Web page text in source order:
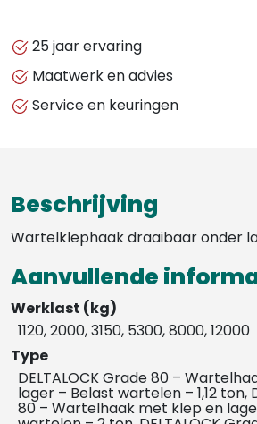
25 jaar ervaring
Maatwerk en advies
Service en keuringen
Beschrijving
Wartelklephaak draaibaar onder
Aanvullende
Werklast (kg)
1120, 2000, 3150, 5300, 8000, 12000
Type
DELTALOCK Grade 80 –
lager – Belast wartelen – 1,12 ton,
80 – Wartelhaak met klep en